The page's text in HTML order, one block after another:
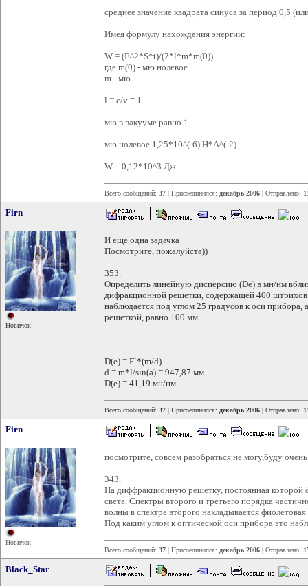
среднее значение квадрата синуса за период 0,5
Имея формулу нахождения энергии:
W = (E^2*S*t)/(2*l*m*m(0))
где m(0) - мю нолевое
m - мю
l = c/v = 1
мю в вакууме равно 1
мю нолевое 1,25*10^(-6) H*A^(-2)
W = 0,12*10^3 Дж
Всего сообщений: 37 | Присоединился: декабрь 2006 | Отправлено:
Firn
Новичок
И еще одна задачка
Посмотрите, пожалуйста))
353.
Определить линейную дисперсию (De) в мн/нм
дифракционной решетки, содержащей 400
наблюдается под углом 25 градусов к оси
решеткой, равно 100 мм.
D(e) = F`*(m/d)
d = m*l/sin(a) = 947,87 мм
D(e) = 41,19 мн/нм.
Всего сообщений: 37 | Присоединился: декабрь 2006 | Отправлено:
Firn
Новичок
посмотрите, совсем разобраться не могу,буду
343.
На диффракционную решетку, постоянная которой
света. Спектры второго и третьего порядка
волны в спектре второго накладывается
Под каким углом к оптической оси прибора это
Всего сообщений: 37 | Присоединился: декабрь 2006 | Отправлено:
Black_Star